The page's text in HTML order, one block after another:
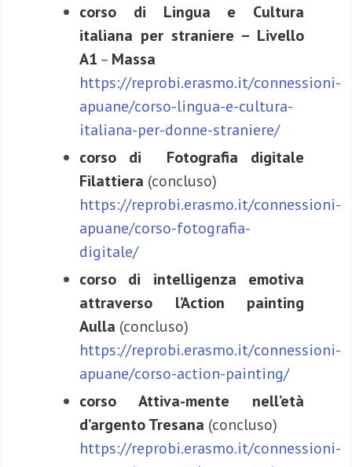
corso di Lingua e Cultura
italiana per straniere – Livello
A1 – Massa
https://reprobi.erasmo.it/connessioni-
apuane/corso-lingua-e-cultura-
italiana-per-donne-straniere/
corso di Fotografia digitale
Filattiera (concluso)
https://reprobi.erasmo.it/connessioni-
apuane/corso-fotografia-
digitale/
corso di intelligenza emotiva
attraverso l’Action painting
Aulla (concluso)
https://reprobi.erasmo.it/connessioni-
apuane/corso-action-painting/
corso Attiva-mente nell’età
d’argento Tresana (concluso)
https://reprobi.erasmo.it/connessioni-